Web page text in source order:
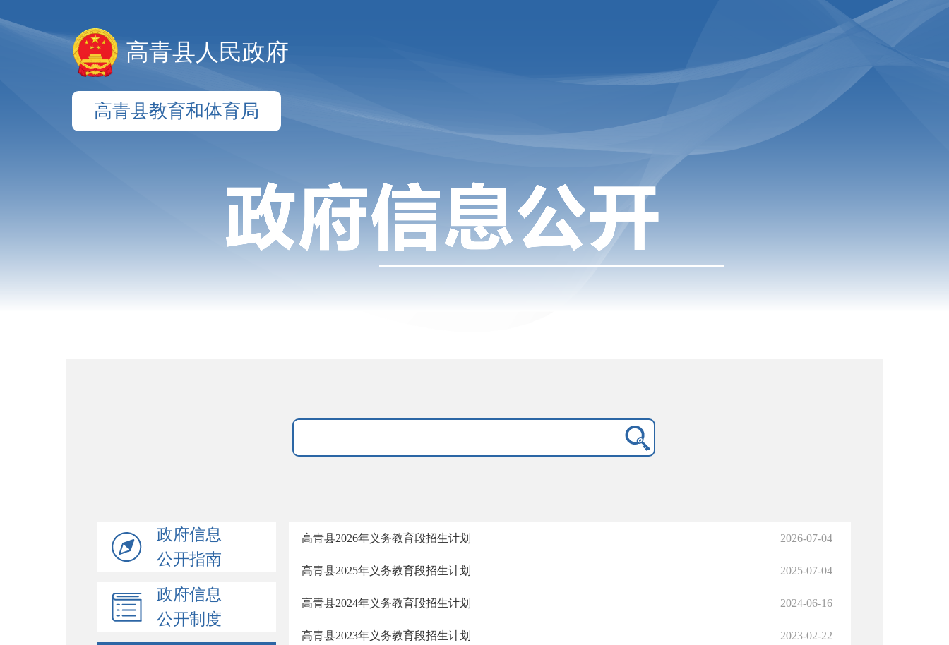
高青县人民政府
高青县教育和体育局
政府信息
公开指南
政府信息
公开制度
高青县2026年义务教育段招生计划 2026-07-04
高青县2025年义务教育段招生计划 2025-07-04
高青县2024年义务教育段招生计划 2024-06-16
高青县2023年义务教育段招生计划 2023-02-22